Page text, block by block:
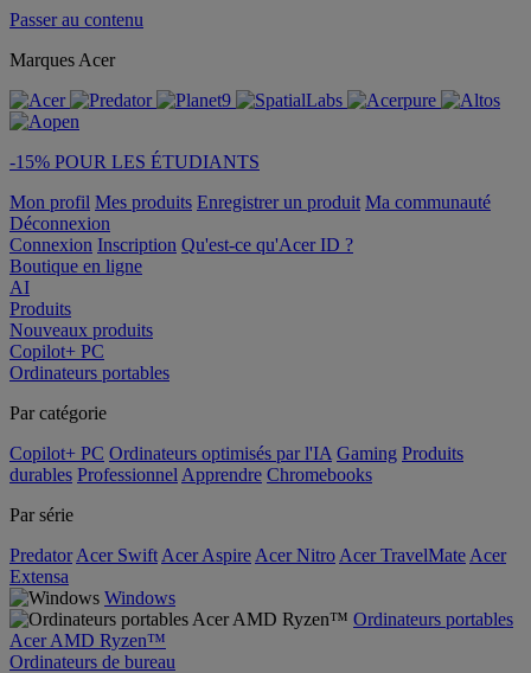
Passer au contenu
Marques Acer
-15% POUR LES ÉTUDIANTS
Mon profil Mes produits Enregistrer un produit Ma communauté
Déconnexion
Connexion Inscription Qu'est-ce qu'Acer ID ?
Boutique en ligne
AI
Produits
Nouveaux produits
Copilot+ PC
Ordinateurs portables
Par catégorie
Copilot+ PC Ordinateurs optimisés par l'IA Gaming Produits
durables Professionnel Apprendre Chromebooks
Par série
Predator Acer Swift Acer Aspire Acer Nitro Acer TravelMate Acer
Extensa
Windows
Ordinateurs portables
Acer AMD Ryzen™
Ordinateurs de bureau